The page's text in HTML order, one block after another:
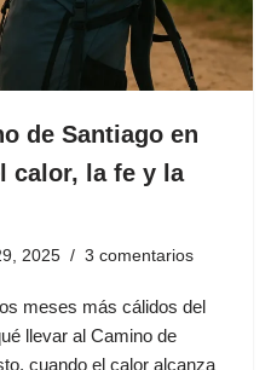
de Santiago en
calor, la fe y la
2025 3 comentarios
meses más cálidos del
llevar al Camino de
cuando el calor alcanza